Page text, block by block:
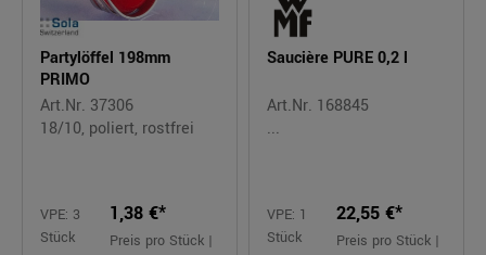
Partylöffel 198mm
PRIMO
Art.Nr. 37306
18/10, poliert, rostfrei
VPE: 3
Stück
1,38 €*
Preis pro Stück |
Saucière PURE 0,2 l
Art.Nr. 168845
...
VPE: 1
Stück
22,55 €*
Preis pro Stück |